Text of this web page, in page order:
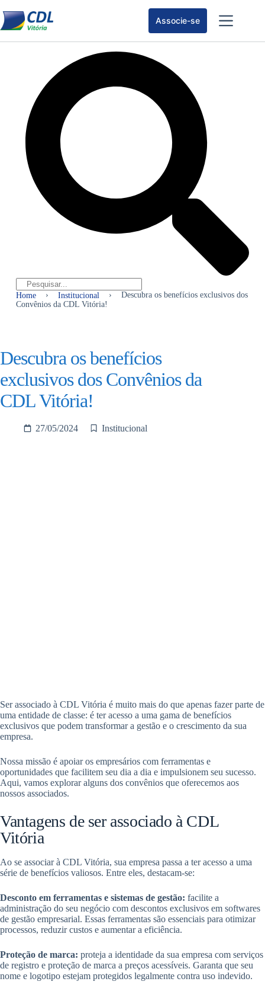
Associe-se
Home › Institucional ›
Descubra os benefícios exclusivos dos
Convênios da CDL Vitória!
Descubra os benefícios
exclusivos dos Convênios da
CDL Vitória!
27/05/2024 Institucional
Ser associado à CDL Vitória é muito mais do que apenas fazer parte de
uma entidade de classe: é ter acesso a uma gama de benefícios
exclusivos que podem transformar a gestão e o crescimento da sua
empresa.
Nossa missão é apoiar os empresários com ferramentas e
oportunidades que facilitem seu dia a dia e impulsionem seu sucesso.
Aqui, vamos explorar alguns dos convênios que oferecemos aos
nossos associados.
Vantagens de ser associado à CDL
Vitória
Ao se associar à CDL Vitória, sua empresa passa a ter acesso a uma
série de benefícios valiosos. Entre eles, destacam-se:
Desconto em ferramentas e sistemas de gestão: facilite a
administração do seu negócio com descontos exclusivos em softwares
de gestão empresarial. Essas ferramentas são essenciais para otimizar
processos, reduzir custos e aumentar a eficiência.
Proteção de marca: proteja a identidade da sua empresa com serviços
de registro e proteção de marca a preços acessíveis. Garanta que seu
nome e logotipo estejam protegidos legalmente contra uso indevido.